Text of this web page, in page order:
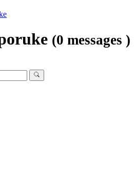
(0 messages )